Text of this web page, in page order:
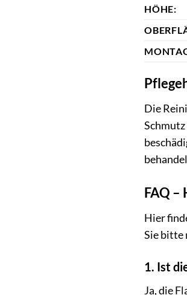
HÖHE:
Die
FAQ –
Hier
Sie bitte
1. Ist
Ja, die